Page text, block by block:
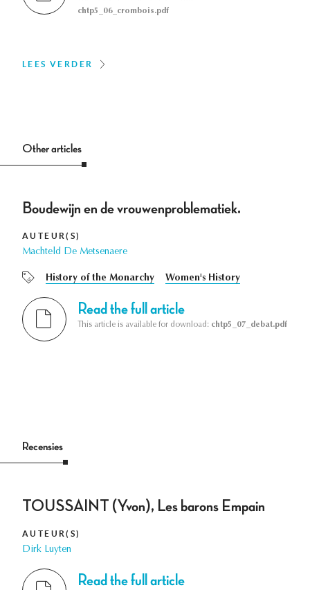
chtp5_06_crombois.pdf
LEES VERDER
Other articles
Boudewijn en de vrouwenproblematiek.
AUTEUR(S)
Machteld De Metsenaere
History of the Monarchy Women's History
Read the full article
This article is available for download: chtp5_07_debat.pdf
Recensies
TOUSSAINT (Yvon), Les barons Empain
AUTEUR(S)
Dirk Luyten
Read the full article